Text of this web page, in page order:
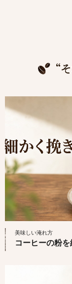
美味しい淹れ方
コーヒーの粉